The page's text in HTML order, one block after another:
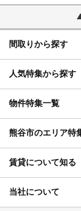
間取りから探す
人気特集から探す
物件特集一覧
熊谷市のエリア特
賃貸について知る
当社について